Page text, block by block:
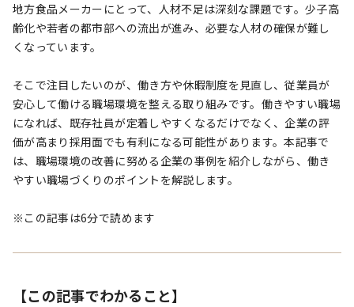
地方食品メーカーにとって、人材不足は深刻な課題です。少子高
齢化や若者の都市部への流出が進み、必要な人材の確保が難し
くなっています。
そこで注目したいのが、働き方や休暇制度を見直し、従業員が
安心して働ける職場環境を整える取り組みです。働きやすい職場
になれば、既存社員が定着しやすくなるだけでなく、企業の評
価が高まり採用面でも有利になる可能性があります。本記事で
は、職場環境の改善に努める企業の事例を紹介しながら、働き
やすい職場づくりのポイントを解説します。
※この記事は6分で読めます
【この記事でわかること】